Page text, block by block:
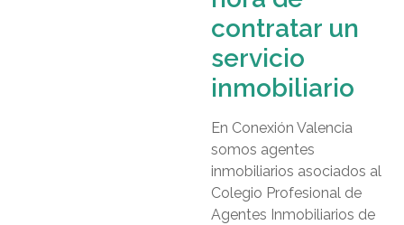
contratar un
servicio
inmobiliario
En Conexión Valencia
somos agentes
inmobiliarios asociados al
Colegio Profesional de
Agentes Inmobiliarios de